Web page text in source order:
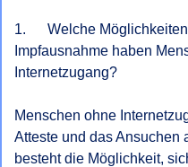
1.      Welche
Impfausnahme haben
Internetzugang?
Menschen ohne
Atteste und das Ansuchen
besteht die Möglichkeit,